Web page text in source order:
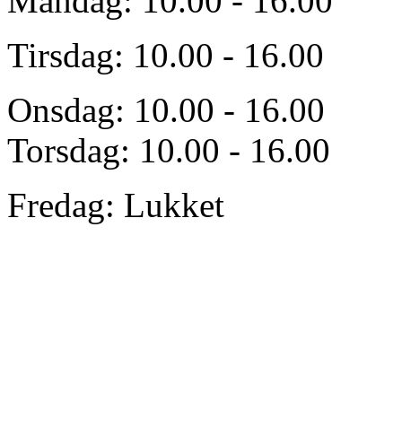
Tirsdag: 10.00 - 16.00
Onsdag: 10.00 - 16.00
Torsdag: 10.00 - 16.00
Fredag: Lukket